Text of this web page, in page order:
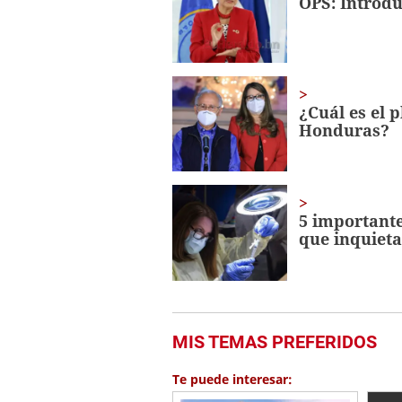
23
secondsVolume
0%
¿Cuál es el
Honduras?
5
que
MIS TEMAS PREFERIDOS
Te puede interesar: